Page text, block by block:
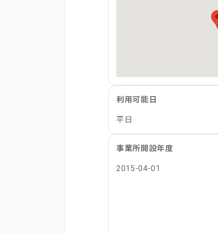
利用可能日
平日
事業所開設年度
2015-04-01